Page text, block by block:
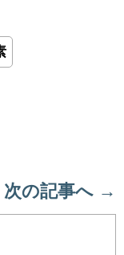
次の記事へ →